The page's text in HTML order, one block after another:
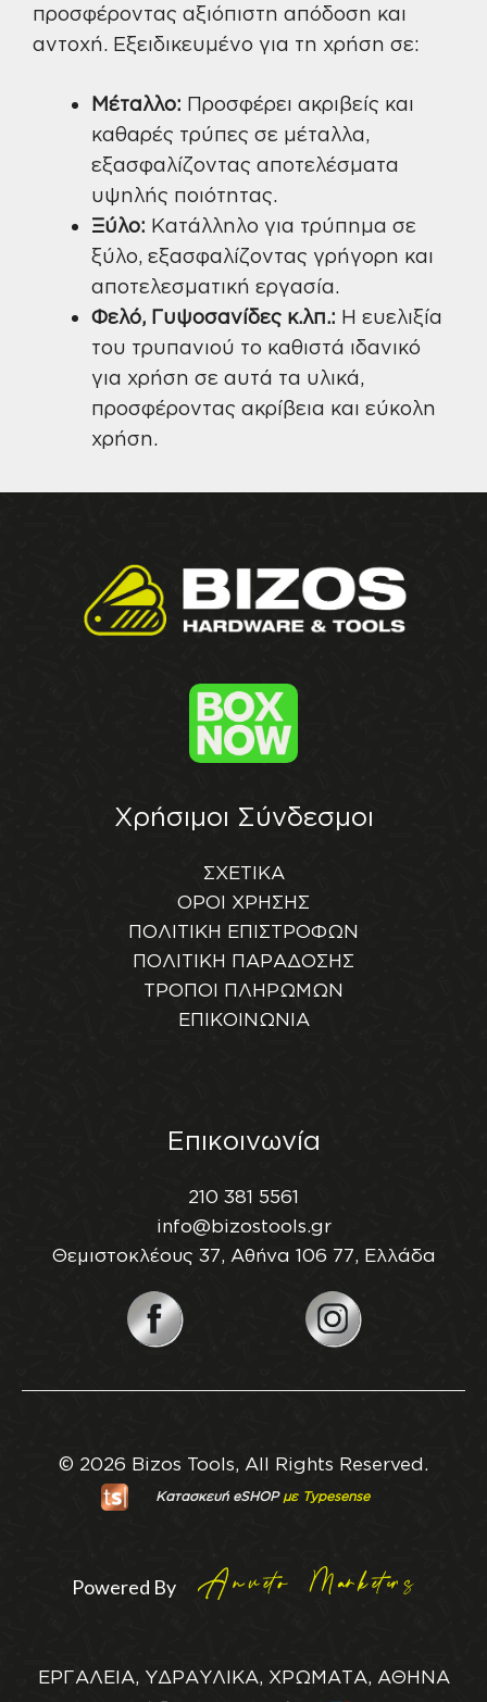
προσφέροντας αξιόπιστη απόδοση και
αντοχή. Εξειδικευμένο για τη χρήση σε:
Μέταλλο: Προσφέρει ακριβείς και
καθαρές τρύπες σε μέταλλα,
εξασφαλίζοντας αποτελέσματα
υψηλής ποιότητας.
Ξύλο: Κατάλληλο για τρύπημα σε
ξύλο, εξασφαλίζοντας γρήγορη και
αποτελεσματική εργασία.
Φελό, Γυψοσανίδες κ.λπ.: Η ευελιξία
του τρυπανιού το καθιστά ιδανικό
για χρήση σε αυτά τα υλικά,
προσφέροντας ακρίβεια και εύκολη
χρήση.
Χρήσιμοι Σύνδεσμοι
ΣΧΕΤΙΚΑ
ΟΡΟΙ ΧΡΗΣΗΣ
ΠΟΛΙΤΙΚΗ ΕΠΙΣΤΡΟΦΩΝ
ΠΟΛΙΤΙΚΗ ΠΑΡΑΔΟΣΗΣ
ΤΡΟΠΟΙ ΠΛΗΡΩΜΩΝ
ΕΠΙΚΟΙΝΩΝΙΑ
Επικοινωνία
210 381 5561
info@bizostools.gr
Θεμιστοκλέους 37, Αθήνα 106 77, Ελλάδα
© 2026 Bizos Tools, All Rights Reserved.
Κατασκευή eSHOPμε Typesense
Powered By
ΕΡΓΑΛΕΙΑ, ΥΔΡΑΥΛΙΚΑ, ΧΡΩΜΑΤΑ, ΑΘΗΝΑ